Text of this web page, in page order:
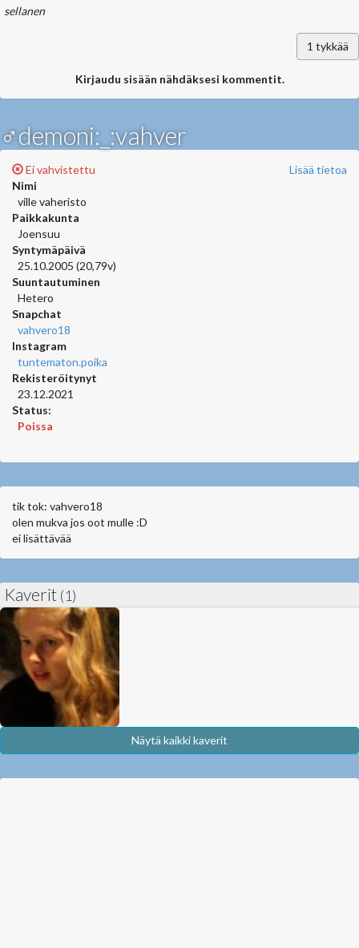
sellanen
1 tykkää
Kirjaudu sisään nähdäksesi kommentit.
♂demoni:_:vahver
Lisää tietoa
Ei vahvistettu
Nimi
ville vaheristo
Paikkakunta
Joensuu
Syntymäpäivä
25.10.2005 (20,79v)
Suuntautuminen
Hetero
Snapchat
vahvero18
Instagram
tuntematon.poika
Rekisteröitynyt
23.12.2021
Status:
Poissa
tik tok: vahvero18
olen mukva jos oot mulle :D
ei lisättävää
Kaverit (1)
Näytä kaikki kaverit